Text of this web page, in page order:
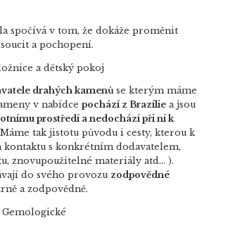
spočívá v tom, že dokáže proměnit
a pochopení.
a dětský pokoj
drahých kamenů se kterým máme
v nabídce pochází z Brazílie a jsou
prostředí a nedochází při ní k
tak jistotu původu i cesty, kterou k
s konkrétním dodavatelem,
znovupoužitelné materiály atd… ).
do svého provozu zodpovědné
a zodpovědně.